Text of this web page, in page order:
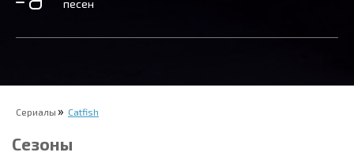
песен
Сериалы Catfish
Сезоны